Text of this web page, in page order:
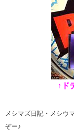
↑ド
メシマズ日記・メシウ
ぞー♪